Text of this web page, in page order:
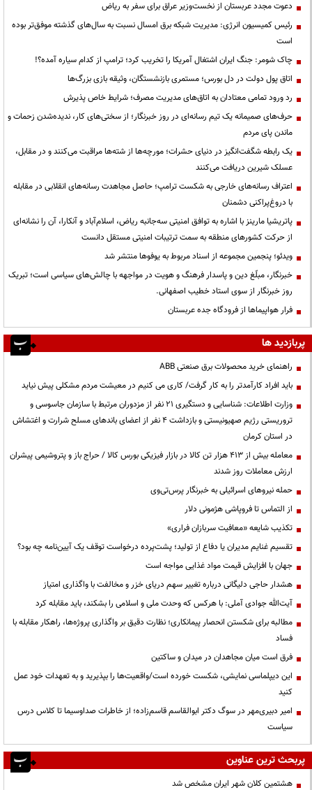
دعوت مجدد عربستان از نخست‌وزیر عراق برای سفر به ریاض
رئیس کمیسیون انرژی: مدیریت شبکه برق امسال نسبت به سال‌های گذشته موفق‌تر بوده
است
چاک شومر: جنگ ایران اشتغال آمریکا را تخریب کرد؛ ترامپ از کدام سیاره آمده؟!
اتاق پول دولت در دل بورس؛ مستمری بازنشستگان، وثیقه بازی بزرگ‌ها
رد ورود تمامی معتادان به اتاق‌های مدیریت مصرف؛ شرایط خاص پذیرش
حرف‌های صمیمانه یک تیم رسانه‌ای در روز خبرنگار؛ از سختی‌های کار، ندیده‌شدن زحمات و
ماندن پای مردم
یک رابطه شگفت‌انگیز در دنیای حشرات؛ مورچه‌ها از شته‌ها مراقبت می‌کنند و در مقابل،
عسلک شیرین دریافت می‌کنند
اعتراف رسانه‌های خارجی به شکست ترامپ؛ حاصل مجاهدت رسانه‌های انقلابی در مقابله
با دروغ‌پراکنی دشمنان
پاتریشیا مارینز با اشاره به توافق امنیتی سه‌جانبه ریاض، اسلام‌آباد و آنکارا، آن را نشانه‌ای
از حرکت کشورهای منطقه به سمت ترتیبات امنیتی مستقل دانست
ویدئو؛ پنجمین مجموعه از اسناد مربوط به یوفوها منتشر شد
خبرنگار، مبلّغ دین و پاسدار فرهنگ و هویت در مواجهه با چالش‌های سیاسی است؛ تبریک
روز خبرنگار از سوی استاد خطیب اصفهانی.
فرار هواپیماها از فرودگاه جده عربستان
پربازدید ها
راهنمای خرید محصولات برق صنعتی ABB
باید افراد کارآمدتر را به کار گرفت/ کاری می کنیم در معیشت مردم مشکلی پیش نیاید
وزارت اطلاعات: شناسایی و دستگیری ۲۱ نفر از مزدوران مرتبط با سازمان جاسوسی و
تروریستی رژیم صهیونیستی و بازداشت ۴ نفر از اعضای باندهای مسلح شرارت و اغتشاش
در استان کرمان
معامله بیش از ۴۱۳ هزار تن کالا در بازار فیزیکی بورس کالا / حراج باز و پتروشیمی پیشران
ارزش معاملات روز شدند
حمله نیروهای اسرائیلی به خبرنگار پرس‌تی‌وی
از التماس تا فروپاشی هژمونی دلار
تکذیب شایعه «معافیت سربازان فراری»
تقسیم غنایم مدیران یا دفاع از تولید؛ پشت‌پرده درخواست توقف یک آیین‌نامه چه بود؟
جهان با افزایش قیمت مواد غذایی مواجه است
هشدار حاجی دلیگانی درباره تغییر سهم دریای خزر و مخالفت با واگذاری امتیاز
آیت‌الله جوادی آملی: با هرکس که وحدت ملی و اسلامی را بشکند، باید مقابله کرد
مطالبه برای شکستن انحصار پیمانکاری؛ نظارت دقیق بر واگذاری پروژه‌ها، راهکار مقابله با
فساد
فرق است میان مجاهدان در میدان و ساکتین
این دیپلماسی نمایشی، شکست خورده است/واقعیت‌ها را بپذیرید و به تعهدات خود عمل
کنید
امیر دبیری‌مهر در سوگ دکتر ابوالقاسم قاسم‌زاده؛ از خاطرات صداوسیما تا کلاس درس
سیاست
پربحث ترین عناوین
هشتمین کلان شهر ایران مشخص شد